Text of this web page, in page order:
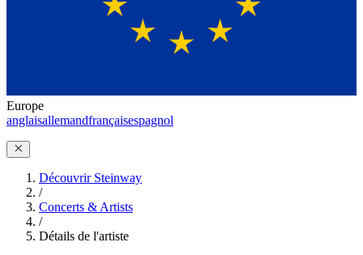
Europe
anglaisallemandfrançaisespagnol
Découvrir Steinway
/
Concerts & Artists
/
Détails de l'artiste